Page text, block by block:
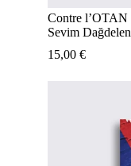
Contre l’OTAN
Sevim Dağdelen
15,00 €